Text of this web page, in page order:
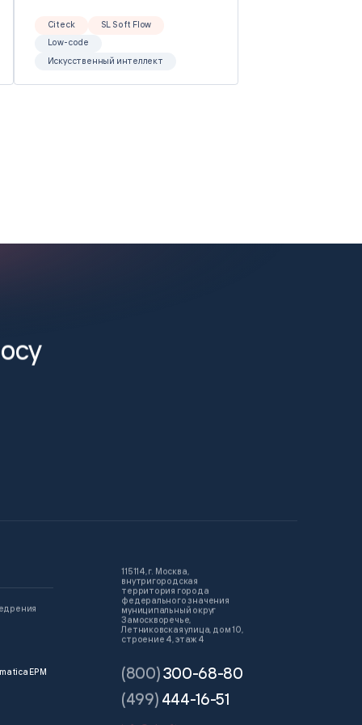
Citeck
SL Soft Flow
Low-code
Искусственный интеллект
EPM
115114, г. Москва,
внутригородская
территория города
федерального значения
муниципальный округ
Замоскворечье,
Летниковская улица, дом 10,
строение 4, этаж 4
(800)300-68-80
(499) 444-16-51